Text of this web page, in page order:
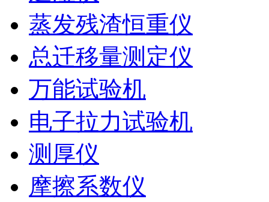
蒸发残渣恒重仪
总迁移量测定仪
万能试验机
电子拉力试验机
测厚仪
摩擦系数仪